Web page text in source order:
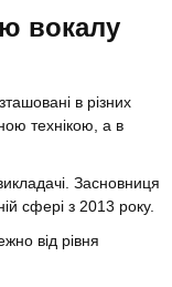
вокалу
в різних
технікою, а в
Засновниця
сфері з 2013 року.
від рівня